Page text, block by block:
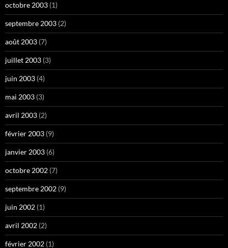
octobre 2003 (1)
septembre 2003 (2)
août 2003 (7)
juillet 2003 (3)
juin 2003 (4)
mai 2003 (3)
avril 2003 (2)
février 2003 (9)
janvier 2003 (6)
octobre 2002 (7)
septembre 2002 (9)
juin 2002 (1)
avril 2002 (2)
février 2002 (1)